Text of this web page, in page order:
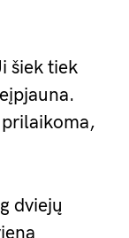
šiek tiek
dviejų